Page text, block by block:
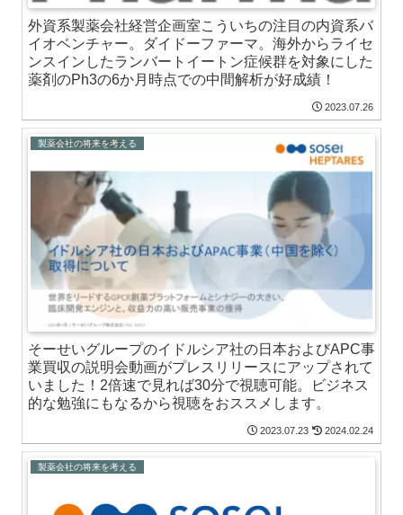
外資系製薬会社経営企画室こういちの注目の内資系バ
イオベンチャー。ダイドーファーマ。海外からライセ
ンスインしたランバートイートン症候群を対象にした
薬剤のPh3の6か月時点での中間解析が好成績！
2023.07.26
製薬会社の将来を考える
そーせいグループのイドルシア社の日本およびAPC事
業買収の説明会動画がプレスリリースにアップされて
いました！2倍速で見れば30分で視聴可能。ビジネス
的な勉強にもなるから視聴をおススメします。
2023.07.23 2024.02.24
製薬会社の将来を考える